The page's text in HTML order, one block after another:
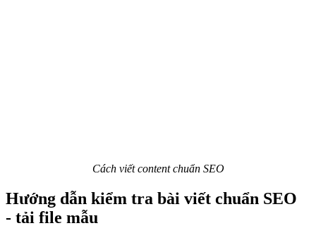
Cách viết content chuẩn SEO
Hướng dẫn kiểm tra bài viết chuẩn SEO
- tải file mẫu